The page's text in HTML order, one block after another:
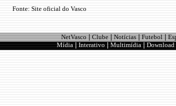
Fonte: Site oficial do Vasco
NetVasco Clube| Notícias| Futebol
Mídia
Interativo Multimídia Download